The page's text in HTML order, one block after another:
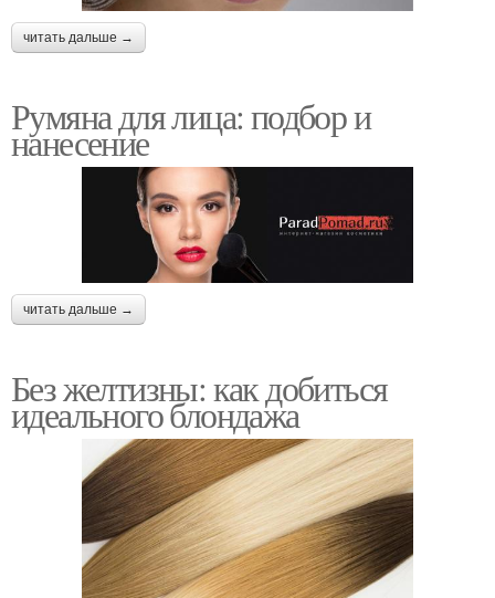
читать дальше →
Румяна для лица: подбор и
нанесение
читать дальше →
Без желтизны: как добиться
идеального блондажа